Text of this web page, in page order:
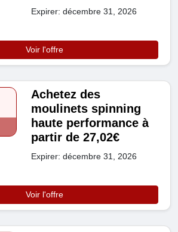
Expirer: décembre 31, 2026
Voir l'offre
Achetez des
moulinets spinning
haute performance à
partir de 27,02€
Expirer: décembre 31, 2026
Voir l'offre